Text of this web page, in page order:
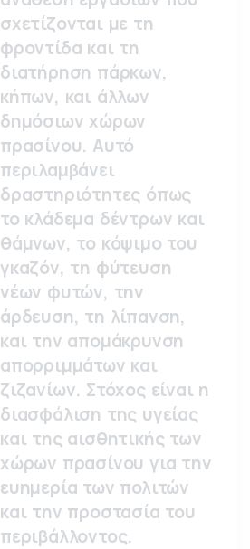
σχετίζονται με τη
φροντίδα και τη
διατήρηση πάρκων,
κήπων, και άλλων
δημόσιων χώρων
πρασίνου. Αυτό
περιλαμβάνει
δραστηριότητες όπως
το κλάδεμα δέντρων και
θάμνων, το κόψιμο του
γκαζόν, τη φύτευση
νέων φυτών, την
άρδευση, τη λίπανση,
και την απομάκρυνση
απορριμμάτων και
ζιζανίων. Στόχος είναι η
διασφάλιση της υγείας
και της αισθητικής των
χώρων πρασίνου για την
ευημερία των πολιτών
και την προστασία του
περιβάλλοντος.